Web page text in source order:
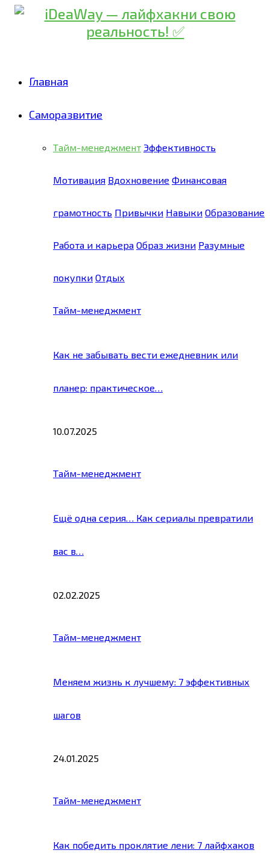
Главная
Саморазвитие
Тайм-менеджмент Эффективность
Мотивация Вдохновение Финансовая
грамотность Привычки Навыки Образование
Работа и карьера Образ жизни Разумные
покупки Отдых
Тайм-менеджмент
Как не забывать вести ежедневник или
планер: практическое…
10.07.2025
Тайм-менеджмент
Ещё одна серия… Как сериалы превратили
вас в…
02.02.2025
Тайм-менеджмент
Меняем жизнь к лучшему: 7 эффективных
шагов
24.01.2025
Тайм-менеджмент
Как победить проклятие лени: 7 лайфхаков